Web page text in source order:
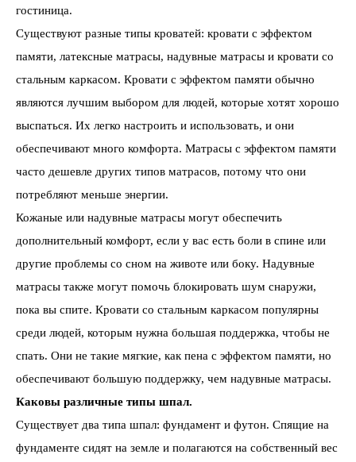
гостиница.
Существуют разные типы кроватей: кровати с эффектом
памяти, латексные матрасы, надувные матрасы и кровати со
стальным каркасом. Кровати с эффектом памяти обычно
являются лучшим выбором для людей, которые хотят хорошо
выспаться. Их легко настроить и использовать, и они
обеспечивают много комфорта. Матрасы с эффектом памяти
часто дешевле других типов матрасов, потому что они
потребляют меньше энергии.
Кожаные или надувные матрасы могут обеспечить
дополнительный комфорт, если у вас есть боли в спине или
другие проблемы со сном на животе или боку. Надувные
матрасы также могут помочь блокировать шум снаружи,
пока вы спите. Кровати со стальным каркасом популярны
среди людей, которым нужна большая поддержка, чтобы не
спать. Они не такие мягкие, как пена с эффектом памяти, но
обеспечивают большую поддержку, чем надувные матрасы.
Каковы различные типы шпал.
Существует два типа шпал: фундамент и футон. Спящие на
фундаменте сидят на земле и полагаются на собственный вес